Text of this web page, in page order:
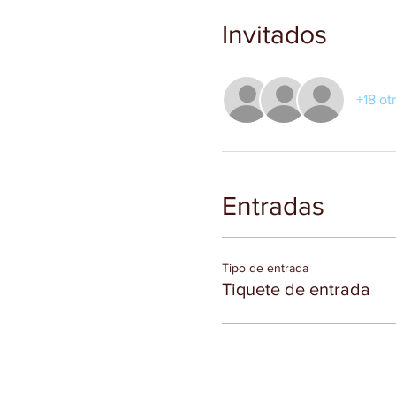
Invitados
+18
Entradas
Tipo de entrada
Tiquete de entrada